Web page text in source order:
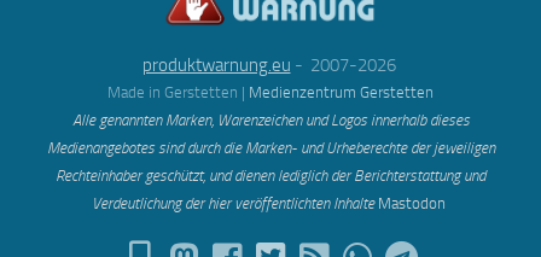
produktwarnung.eu - 2007-2026
Made in Gerstetten | Medienzentrum Gerstetten
Alle genannten Marken, Warenzeichen und Logos innerhalb dieses
Medienangebotes sind durch die Marken- und Urheberechte der jeweiligen
Rechteinhaber geschützt, und dienen lediglich der Berichterstattung und
Verdeutlichung der hier veröffentlichten Inhalte Mastodon